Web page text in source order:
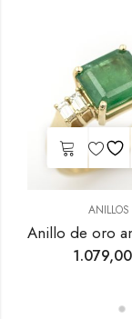
ANILLOS